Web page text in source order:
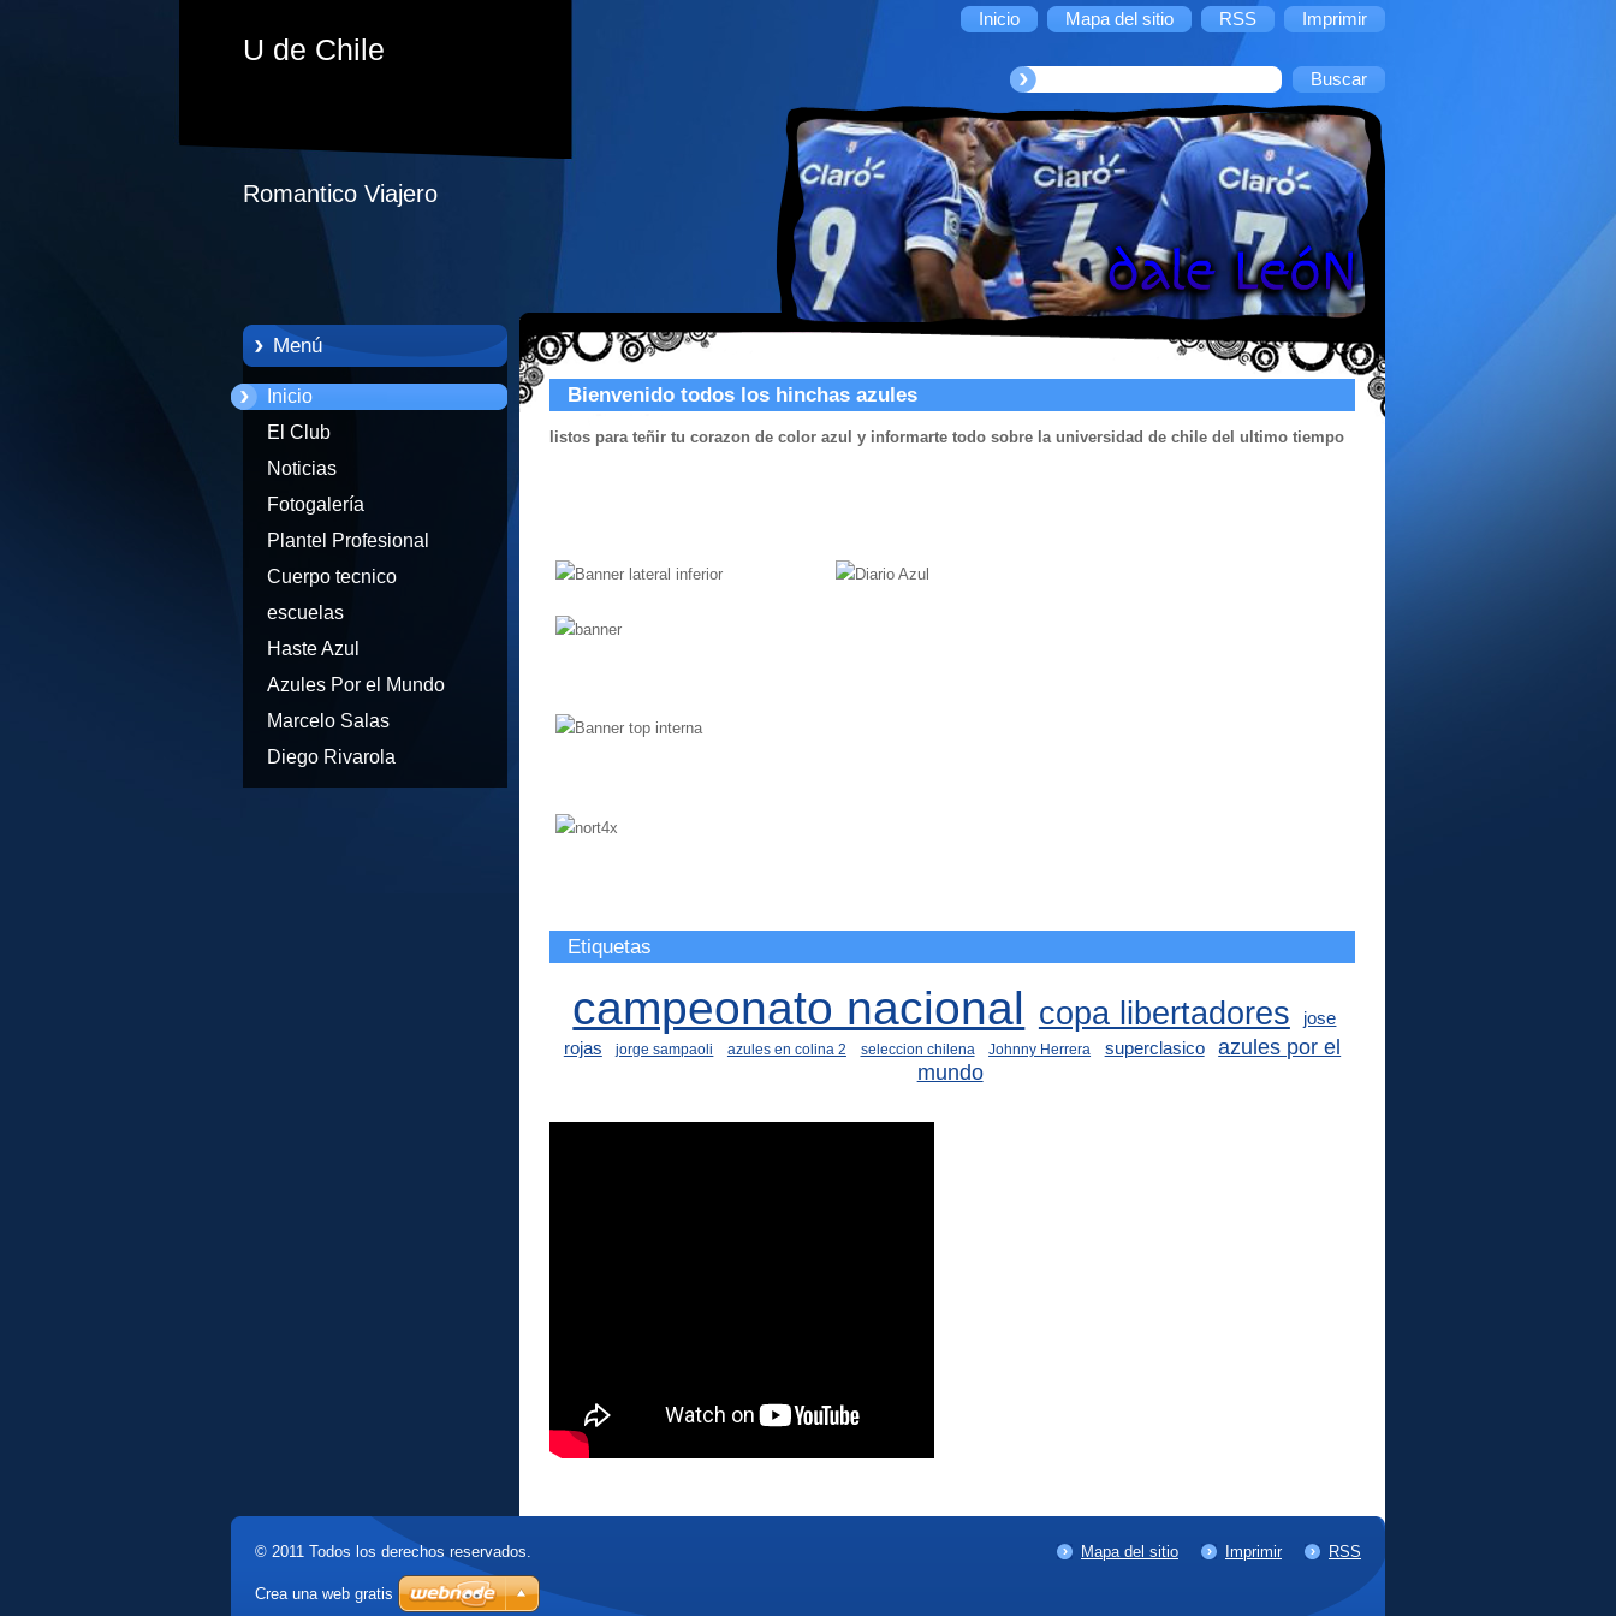
Inicio Mapa del sitio RSS Imprimir
U de Chile
Romantico Viajero
Menú
Inicio
El Club
Noticias
Fotogalería
Plantel Profesional
Cuerpo tecnico
escuelas
Haste Azul
Azules Por el Mundo
Marcelo Salas
Diego Rivarola
Bienvenido todos los hinchas azules
listos para teñir tu corazon de color azul y informarte todo sobre la universidad de chile del ultimo tiempo
Etiquetas
campeonato nacional copa libertadores
jose
rojas
jorge sampaoli azules en colina 2 seleccion chilena Johnny Herrera superclasico
azules por el
mundo
Mapa del sitio Imprimir RSS
© 2011 Todos los derechos reservados.
Crea una web gratis